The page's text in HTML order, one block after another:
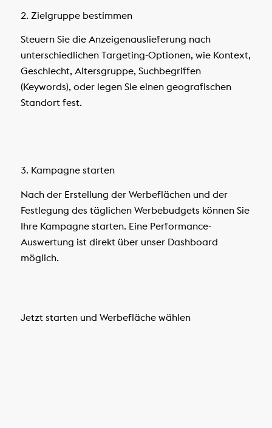
2. Zielgruppe bestimmen
Steuern Sie die Anzeigenauslieferung nach
unterschiedlichen Targeting-Optionen, wie Kontext,
Geschlecht, Altersgruppe, Suchbegriffen
(Keywords), oder legen Sie einen geografischen
Standort fest.
3. Kampagne starten
Nach der Erstellung der Werbeflächen und der
Festlegung des täglichen Werbebudgets können Sie
Ihre Kampagne starten. Eine Performance-
Auswertung ist direkt über unser Dashboard
möglich.
Jetzt starten und Werbefläche wählen